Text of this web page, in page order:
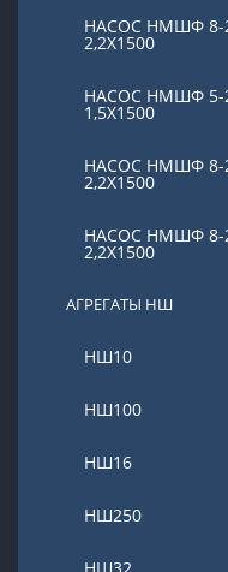
НАСОС НМШФ 8-
2,2Х1500
НАСОС НМШФ 5-
1,5Х1500
НАСОС НМШФ 8-
2,2Х1500
НАСОС НМШФ 8-
2,2Х1500
АГРЕГАТЫ НШ
НШ10
НШ100
НШ16
НШ250